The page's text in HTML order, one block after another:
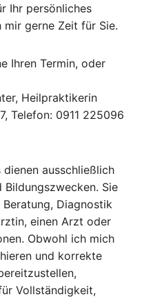
Ihr persönliches
mir gerne Zeit für Sie.
Ihren Termin, oder
Heilpraktikerin
Telefon: 0911 225096
ausschließlich
Sie
Diagnostik
einen Arzt oder
Obwohl ich mich
und korrekte
Vollständigkeit,